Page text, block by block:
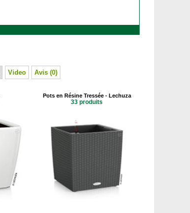
Video Avis (0)
Pots en Résine Tressée - Lechuza
33 produits